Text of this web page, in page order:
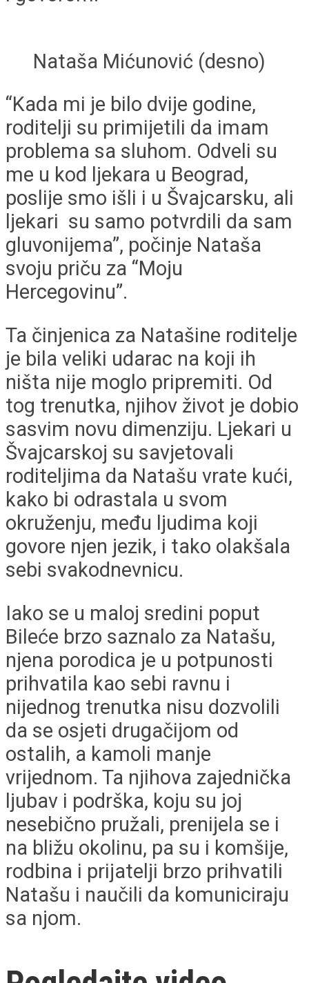
Nataša Mićunović (desno)
“Kada mi je bilo dvije godine,
roditelji su primijetili da imam
problema sa sluhom. Odveli su
me u kod ljekara u Beograd,
poslije smo išli i u Švajcarsku, ali
ljekari su samo potvrdili da sam
gluvonijema”, počinje Nataša
svoju priču za “Moju
Hercegovinu”.
Ta činjenica za Natašine roditelje
je bila veliki udarac na koji ih
ništa nije moglo pripremiti. Od
tog trenutka, njihov život je dobio
sasvim novu dimenziju. Ljekari u
Švajcarskoj su savjetovali
roditeljima da Natašu vrate kući,
kako bi odrastala u svom
okruženju, među ljudima koji
govore njen jezik, i tako olakšala
sebi svakodnevnicu.
Iako se u maloj sredini poput
Bileće brzo saznalo za Natašu,
njena porodica je u potpunosti
prihvatila kao sebi ravnu i
nijednog trenutka nisu dozvolili
da se osjeti drugačijom od
ostalih, a kamoli manje
vrijednom. Ta njihova zajednička
ljubav i podrška, koju su joj
nesebično pružali, prenijela se i
na bližu okolinu, pa su i komšije,
rodbina i prijatelji brzo prihvatili
Natašu i naučili da komuniciraju
sa njom.